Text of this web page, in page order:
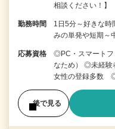
相談ください！】
勤務時間
1日5分～好きな
みの単発や短期～
応募資格
◎PC・スマート
なため） ◎未経験
女性の登録多数
後で見る